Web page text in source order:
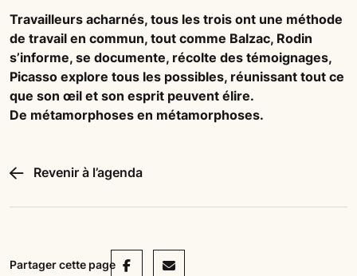
Travailleurs acharnés, tous les trois ont une méthode
de travail en commun, tout comme Balzac, Rodin
s’informe, se documente, récolte des témoignages,
Picasso explore tous les possibles, réunissant tout ce
que son œil et son esprit peuvent élire.
De métamorphoses en métamorphoses.
Revenir à l’agenda
Partager cette pageFacebook
Mail